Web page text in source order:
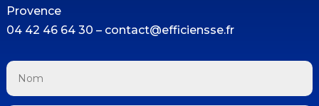
Provence
04 42 46 64 30 – contact@efficiensse.fr